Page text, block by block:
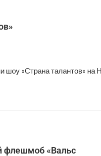
шоу «Страна талантов» на
флешмоб «Вальс